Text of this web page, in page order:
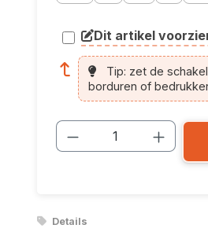
Dit artikel
Tip: zet de
borduren of
Details